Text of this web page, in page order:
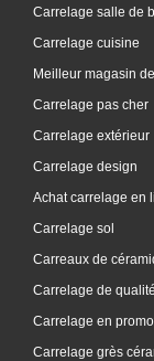
Carrelage salle de
Carrelage cuisine
Meilleur magasin
Carrelage pas cher
Carrelage extérieur
Carrelage design
Achat carrelage en
Carrelage sol
Carreaux de
Carrelage de qualité
Carrelage en
Carrelage grès